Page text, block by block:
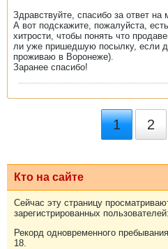
Здравствуйте, спасибо за ответ
А вот подскажите, пожалуйста,
хитрости, чтобы понять что
ли уже пришедшую посылку, если
проживаю в Воронеже).
Заранее спасибо!
1 2
Кто на сайте
Сейчас эту страницу
зарегистрированных
Рекорд одновременного
18.